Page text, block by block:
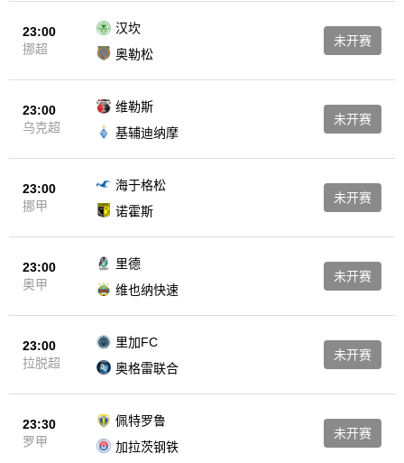
23:00
挪超
汉坎
奥勒松
未开赛
23:00
乌克超
维勒斯
基辅迪纳摩
未开赛
23:00
挪甲
海于格松
诺霍斯
未开赛
23:00
奥甲
里德
维也纳快速
未开赛
23:00
拉脱超
里加FC
奥格雷联合
未开赛
23:30
罗甲
佩特罗鲁
加拉茨钢铁
未开赛